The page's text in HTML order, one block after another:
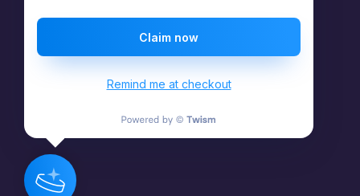
Claim now
Remind me at checkout